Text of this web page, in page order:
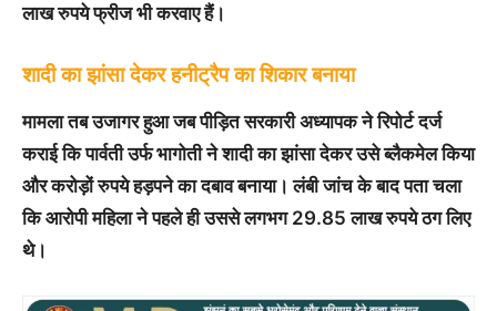
लाख रुपये फ्रीज भी करवाए हैं।
शादी का झांसा देकर हनीट्रैप का शिकार बनाया
मामला तब उजागर हुआ जब पीड़ित सरकारी अध्यापक ने रिपोर्ट दर्ज
कराई कि पार्वती उर्फ भागोती ने शादी का झांसा देकर उसे ब्लैकमेल किया
और करोड़ों रुपये हड़पने का दबाव बनाया। लंबी जांच के बाद पता चला
कि आरोपी महिला ने पहले ही उससे लगभग 29.85 लाख रुपये ठग लिए
थे।